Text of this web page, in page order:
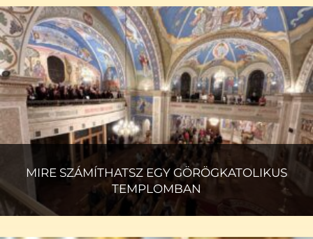
MIRE SZÁMÍTHATSZ EGY GÖRÖGKATOLIKUS
TEMPLOMBAN